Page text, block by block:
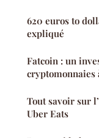
620 euros to
expliqué
Fatcoin : un
cryptomonnaies
Tout savoir sur
Uber Eats